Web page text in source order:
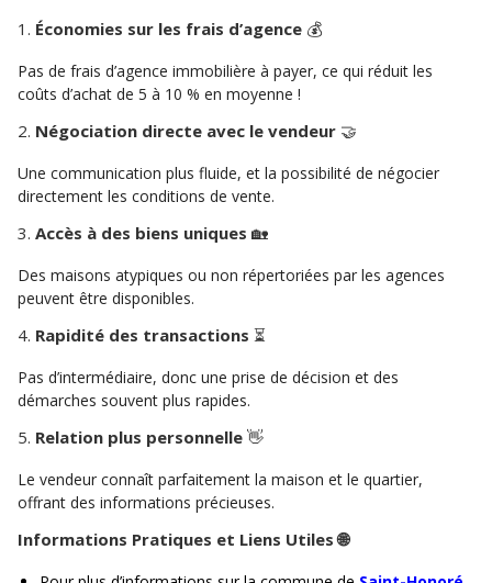
1. Économies sur les frais d’agence 💰
Pas de frais d’agence immobilière à payer, ce qui réduit les
coûts d’achat de 5 à 10 % en moyenne !
2. Négociation directe avec le vendeur 🤝
Une communication plus fluide, et la possibilité de négocier
directement les conditions de vente.
3. Accès à des biens uniques 🏡
Des maisons atypiques ou non répertoriées par les agences
peuvent être disponibles.
4. Rapidité des transactions ⏳
Pas d’intermédiaire, donc une prise de décision et des
démarches souvent plus rapides.
5. Relation plus personnelle 👋
Le vendeur connaît parfaitement la maison et le quartier,
offrant des informations précieuses.
Informations Pratiques et Liens Utiles 🌐